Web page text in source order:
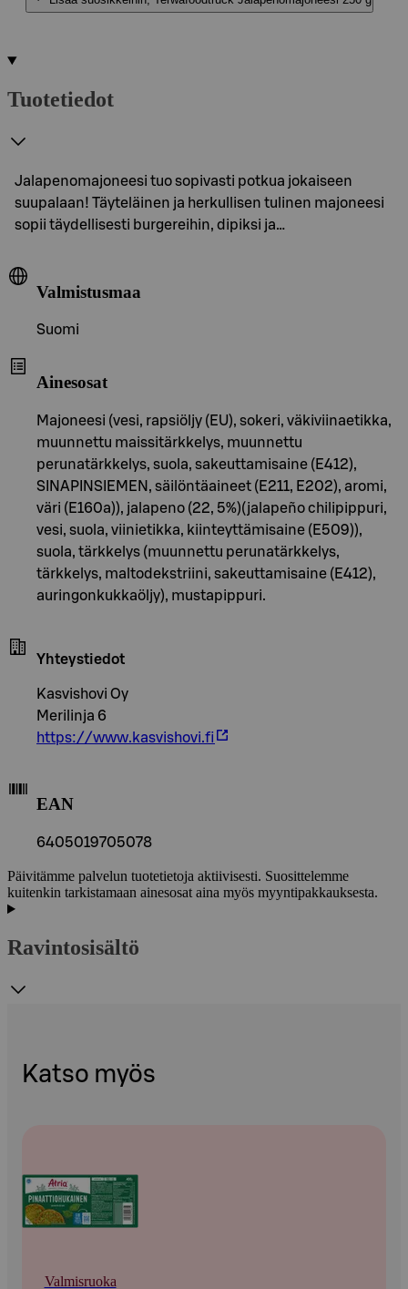
Tuotetiedot
Jalapenomajoneesi tuo sopivasti potkua jokaiseen
suupalaan! Täyteläinen ja herkullisen tulinen majoneesi
sopii täydellisesti burgereihin, dipiksi ja…
Valmistusmaa
Suomi
Ainesosat
Majoneesi (vesi, rapsiöljy (EU), sokeri, väkiviinaetikka,
muunnettu maissitärkkelys, muunnettu
perunatärkkelys, suola, sakeuttamisaine (E412),
SINAPINSIEMEN, säilöntäaineet (E211, E202), aromi,
väri (E160a)), jalapeno (22, 5%)(jalapeño chilipippuri,
vesi, suola, viinietikka, kiinteyttämisaine (E509)),
suola, tärkkelys (muunnettu perunatärkkelys,
tärkkelys, maltodekstriini, sakeuttamisaine (E412),
auringonkukkaöljy), mustapippuri.
Yhteystiedot
Kasvishovi Oy
Merilinja 6
https://www.kasvishovi.fi
EAN
6405019705078
Päivitämme palvelun tuotetietoja aktiivisesti. Suosittelemme
kuitenkin tarkistamaan ainesosat aina myös myyntipakkauksesta.
Ravintosisältö
Katso myös
Valmisruoka